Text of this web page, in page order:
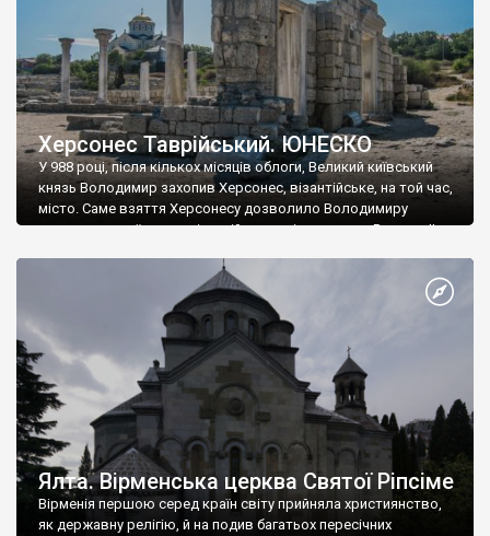
Херсонес Таврійський. ЮНЕСКО
У 988 році, після кількох місяців облоги, Великий київський
князь Володимир захопив Херсонес, візантійське, на той час,
місто. Саме взяття Херсонесу дозволило Володимиру
диктувати свої умови візантійському імператору Василю ІІ, та
Херсонесі Володимир-язичник, став Василем-християнином.
А потім було Хрещення Русі. На честь Херсонесу Таврійського
Ялта. Вірменська церква Святої Ріпсіме
Вірменія першою серед країн світу прийняла християнство,
як державну релігію, й на подив багатьох пересічних